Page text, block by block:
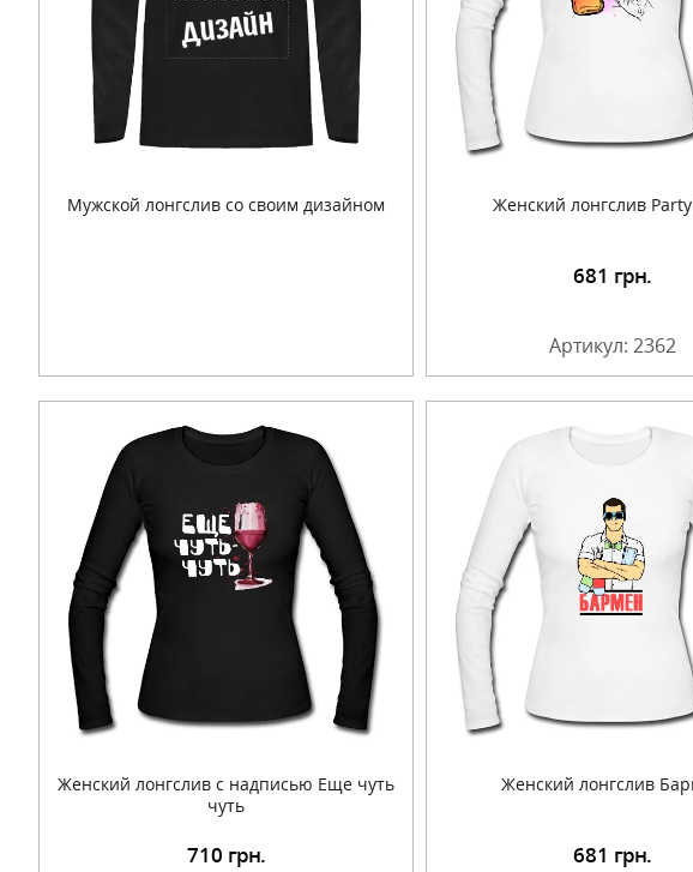
Мужской лонгслив со своим дизайном Женский лонгслив
681 грн.
Артикул: 2362
Подробнее
Женский лонгслив с надписью Еще чуть
чуть
710 грн.
Женский лонгслив
Подробнее 681 грн.
Подробнее